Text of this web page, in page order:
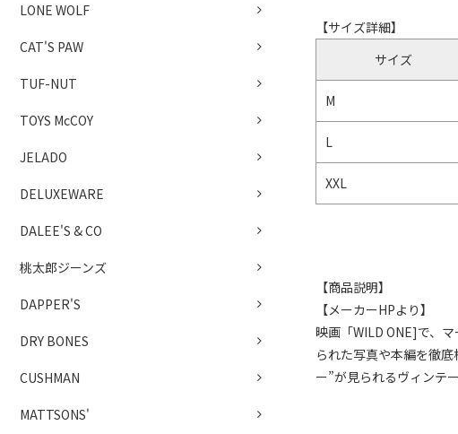
LONE WOLF
CAT'S PAW
TUF-NUT
TOYS McCOY
JELADO
DELUXEWARE
DALEE'S & CO
桃太郎ジーンズ
DAPPER'S
DRY BONES
CUSHMAN
MATTSONS'
【サイズ詳細】
サイズ
M
L
XXL
【商品説明】
【メーカーHPより】
映画「WILD ONE]で、
られた写真や本編を徹
ー”が見られるヴィンテ